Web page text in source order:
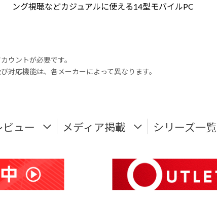
ング視聴などカジュアルに使える14型モバイルPC
ウントが必要です。
応機能は、各メーカーによって異なります。
ビュー メディア掲載 シリーズ一覧